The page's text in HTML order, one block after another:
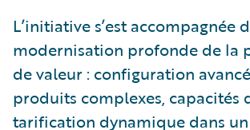
L’initiative s’est accompagnée
modernisation profonde de la
de valeur : configuration
produits complexes, capacités
tarification dynamique dans